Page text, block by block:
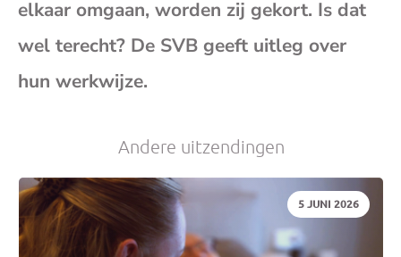
elkaar omgaan, worden zij gekort. Is dat
wel terecht? De SVB geeft uitleg over
hun werkwijze.
Andere uitzendingen
DATUM:
5 JUNI 2026